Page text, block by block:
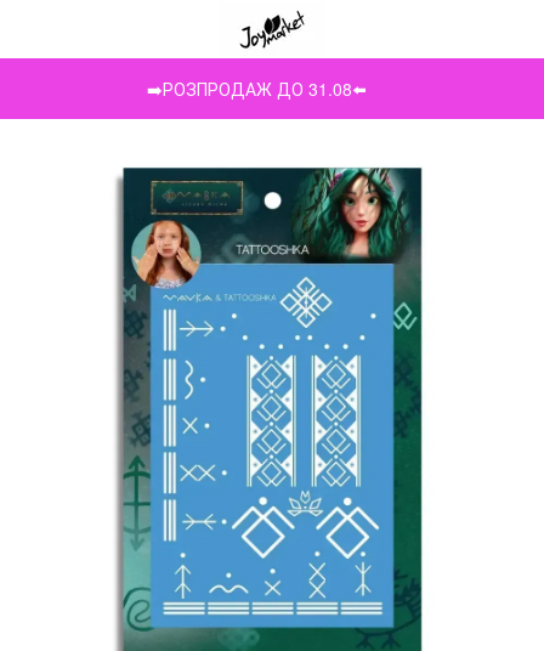
➡️РОЗПРОДАЖ ДО 31.08⬅️